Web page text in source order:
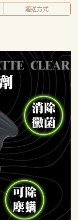
運送方式